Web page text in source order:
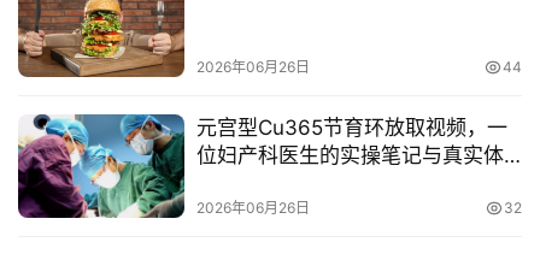
2026年06月26日 44
元宫型Cu365节育环放取视频，一
位妇产科医生的实操笔记与真实体
2026年06月26日 32